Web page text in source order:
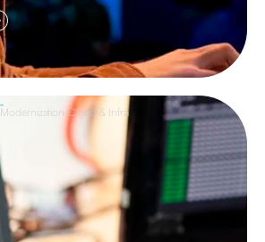
Modernization Cloud & Infra